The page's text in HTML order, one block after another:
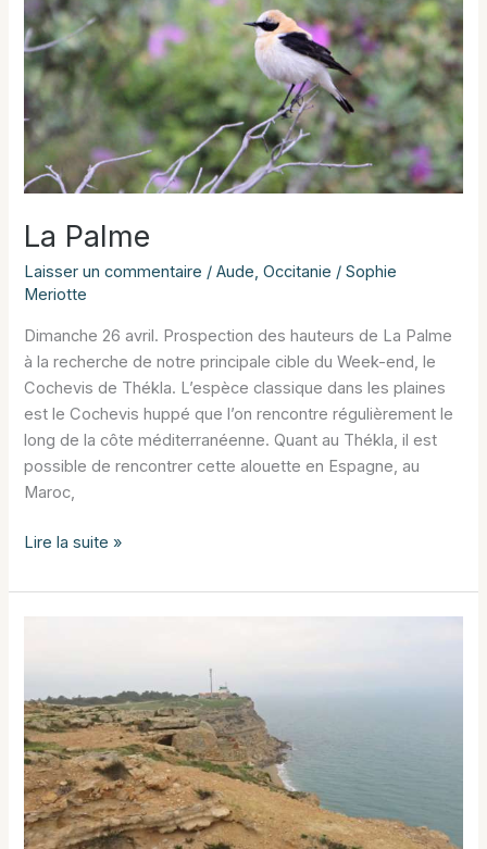
La Palme
Laisser un commentaire /Aude,Occitanie /Sophie
Meriotte
Dimanche 26 avril. Prospection des hauteurs de La Palme
à la recherche de notre principale cible du Week-end, le
Cochevis de Thékla. L’espèce classique dans les plaines
est le Cochevis huppé que l’on rencontre régulièrement le
long de la côte méditerranéenne. Quant au Thékla, il est
possible de rencontrer cette alouette en Espagne, au
Maroc,
La
Lire la suite »